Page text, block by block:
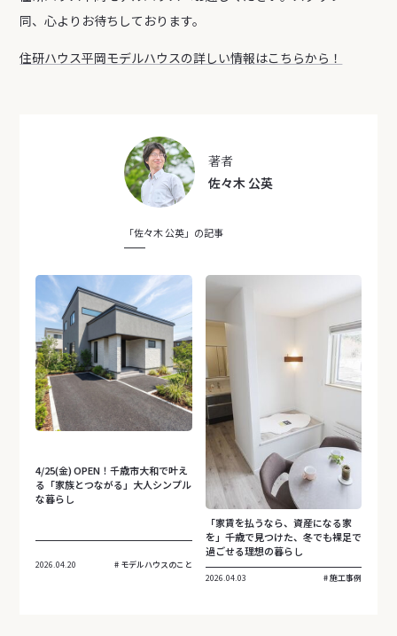
同、心よりお待ちしております。
住研ハウス平岡モデルハウスの詳しい情報はこちらから！
著者
佐々木 公英
「佐々木 公英」の記事
4/25(金) OPEN！千歳市大和で叶え
る「家族とつながる」大人シンプル
な暮らし
2026.04.20 モデルハウスのこと
「家賃を払うなら、資産になる家
を」――千歳で見つけた、冬でも裸足で
過ごせる理想の暮らし
2026.04.03 施工事例